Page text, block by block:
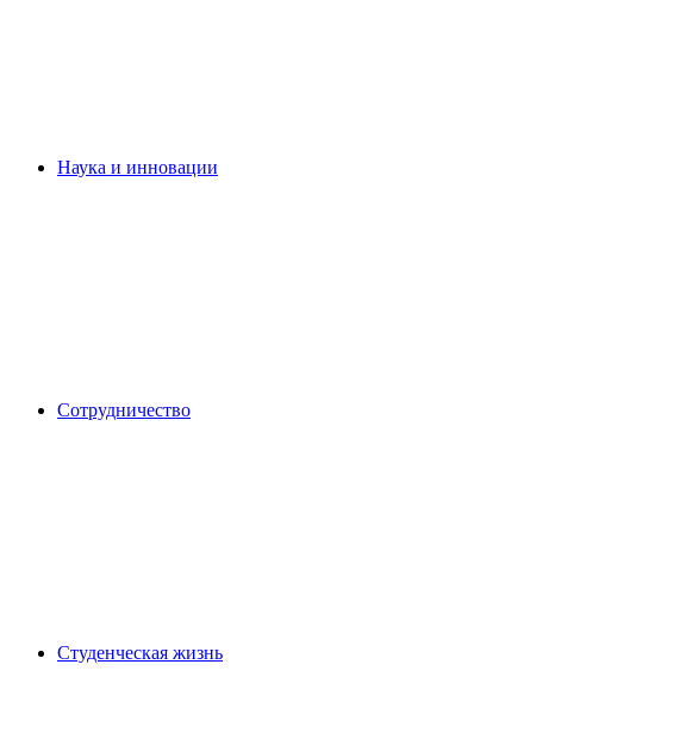
Наука и инновации
Сотрудничество
Студенческая жизнь